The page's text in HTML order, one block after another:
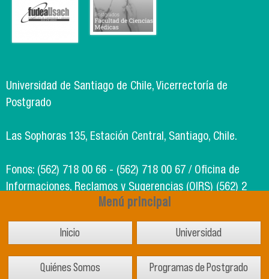
Menú principal
Inicio Universidad
Quiénes Somos Programas de Postgrado
Universidad de Santiago de Chile, Vicerrectoría de
Postgrado
Las Sophoras 135, Estación Central, Santiago, Chile.
Fonos: (562) 718 00 66 - (562) 718 00 67 / Oficina de
Informaciones, Reclamos y Sugerencias (OIRS) (562) 2
Soporte Informático Segic: (562) 718 02 25